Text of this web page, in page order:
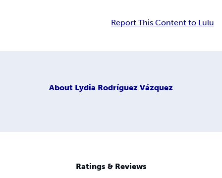
Report This Content to Lulu
About Lydia Rodríguez Vázquez
Ratings & Reviews